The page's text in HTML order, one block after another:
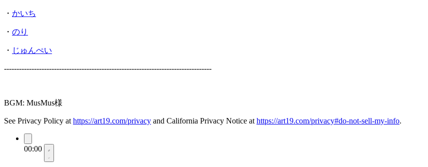
・ かいち
・ のり
・ じゅんぺい
-----------------------------------------------------------------------------------
BGM: MusMus様
See Privacy Policy at https://art19.com/privacy and California Privacy Notice at https://art19.com/privacy#do-not-sell-my-info.
00:00